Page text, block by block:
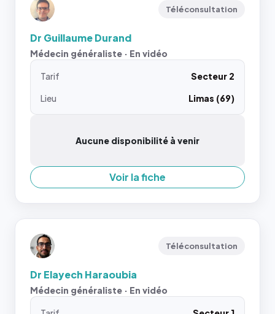
Téléconsultation
Dr Guillaume Durand
Médecin généraliste · En vidéo
Tarif
Secteur 2
Lieu
Limas (69)
Aucune disponibilité à venir
Voir la fiche
Téléconsultation
Dr Elayech Haraoubia
Médecin généraliste · En vidéo